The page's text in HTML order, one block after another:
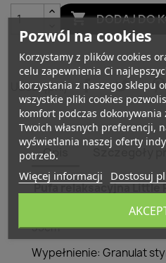
 DODAJ DO
Udostępnij
Opis Szczegóły
Pufa relaksacyjna Little
Wymiary (dł. x szer. x
35cm
Wypełnienie: Granulat
Pozwól na cookies
Korzystamy z plików cookies
celu zapewnienia Ci
korzystania z naszego sklepu
wszystkie pliki cookies
komfort podczas
Twoich własnych preferencji,
wyświetlania naszej oferty
potrzeb.
Więcej informacji Dostosuj